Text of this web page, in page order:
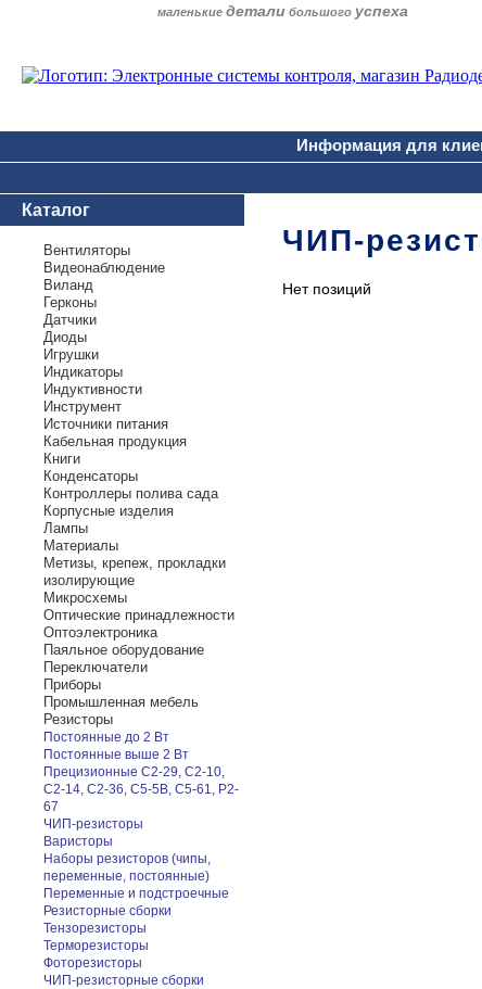
маленькие детали большого успеха
Информация для
Каталог
Вентиляторы
Видеонаблюдение
Виланд
Герконы
Датчики
Диоды
Игрушки
Индикаторы
Индуктивности
Инструмент
Источники питания
Кабельная продукция
Книги
Конденсаторы
Контроллеры полива сада
Корпусные изделия
Лампы
Материалы
Метизы, крепеж, прокладки
изолирующие
Микросхемы
Оптические принадлежности
Оптоэлектроника
Паяльное оборудование
Переключатели
Приборы
Промышленная мебель
Резисторы
Постоянные до 2 Вт
Постоянные выше 2 Вт
Прецизионные С2-29, С2-10,
С2-14, С2-36, С5-5В, С5-61, Р2-
67
ЧИП-резисторы
Варисторы
Наборы резисторов (чипы,
переменные, постоянные)
Переменные и подстроечные
Резисторные сборки
Тензорезисторы
Терморезисторы
Фоторезисторы
ЧИП-резисторные сборки
ЧИП-
Нет позиций